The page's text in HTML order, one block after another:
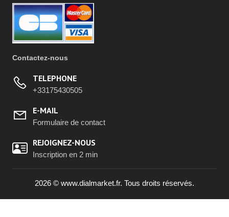
Contactez-nous
TELEPHONE
+33175430505
E-MAIL
Formulaire de contact
REJOIGNEZ-NOUS
Inscription en 2 min
2026 © www.dialmarket.fr. Tous droits réservés.